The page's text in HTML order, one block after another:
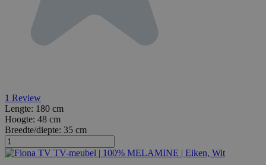
1 Review
Lengte: 180 cm
Hoogte: 48 cm
Breedte/diepte: 35 cm